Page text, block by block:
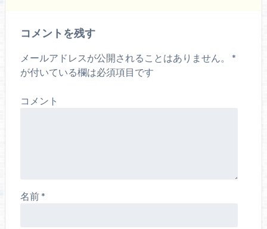
コメントを残す
メールアドレスが公開されることはありません。
*
が付いている欄は必須項目です
コメント
名前*